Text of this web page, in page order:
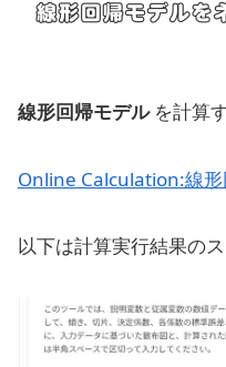
線形回帰モデルを
線形回帰モデルを計算
Online Calculation:線
以下は計算実行結果の